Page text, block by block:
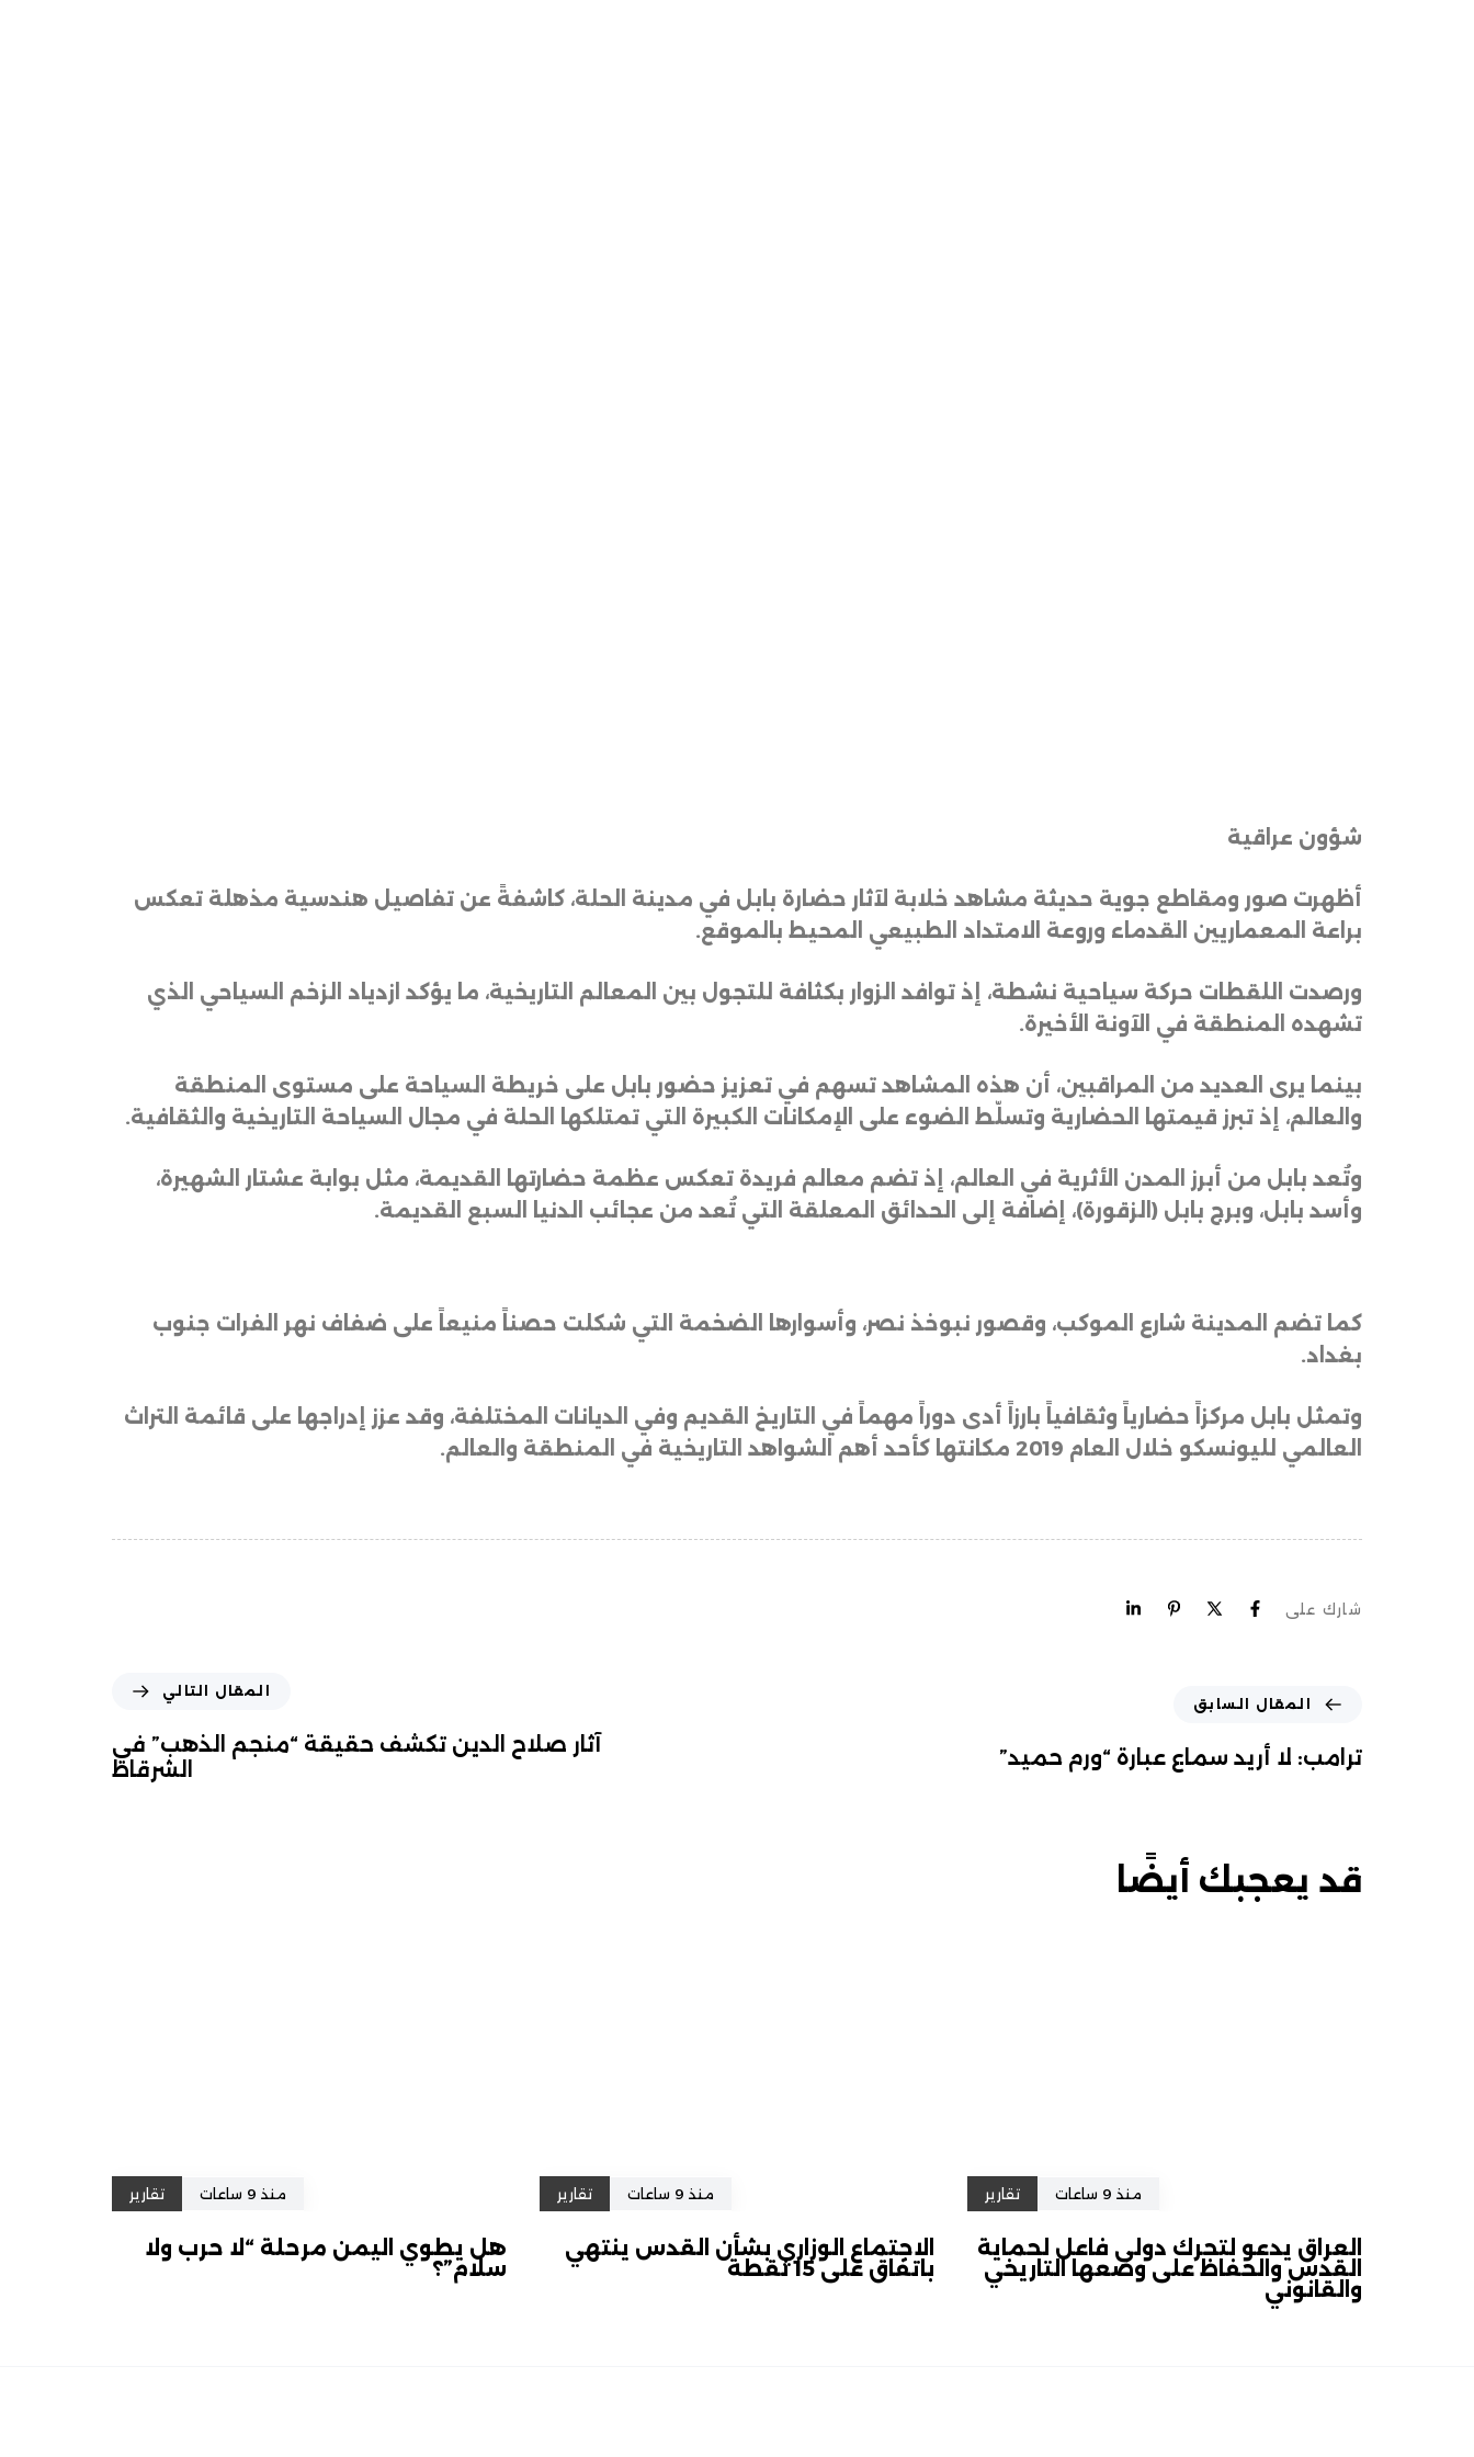
شؤون عراقية
أظهرت صور ومقاطع جوية حديثة مشاهد خلابة لآثار حضارة بابل في مدينة الحلة، كاشفةً عن تفاصيل هندسية مذهلة تعكس
براعة المعماريين القدماء وروعة الامتداد الطبيعي المحيط بالموقع.
ورصدت اللقطات حركة سياحية نشطة، إذ توافد الزوار بكثافة للتجول بين المعالم التاريخية، ما يؤكد ازدياد الزخم السياحي الذي
تشهده المنطقة في الآونة الأخيرة.
بينما يرى العديد من المراقبين، أن هذه المشاهد تسهم في تعزيز حضور بابل على خريطة السياحة على مستوى المنطقة
والعالم، إذ تبرز قيمتها الحضارية وتسلّط الضوء على الإمكانات الكبيرة التي تمتلكها الحلة في مجال السياحة التاريخية والثقافية.
وتُعد بابل من أبرز المدن الأثرية في العالم، إذ تضم معالم فريدة تعكس عظمة حضارتها القديمة، مثل بوابة عشتار الشهيرة،
وأسد بابل، وبرج بابل (الزقورة)، إضافة إلى الحدائق المعلقة التي تُعد من عجائب الدنيا السبع القديمة.
كما تضم المدينة شارع الموكب، وقصور نبوخذ نصر، وأسوارها الضخمة التي شكلت حصناً منيعاً على ضفاف نهر الفرات جنوب
بغداد.
وتمثل بابل مركزاً حضارياً وثقافياً بارزاً أدى دوراً مهماً في التاريخ القديم وفي الديانات المختلفة، وقد عزز إدراجها على قائمة التراث
العالمي لليونسكو خلال العام 2019 مكانتها كأحد أهم الشواهد التاريخية في المنطقة والعالم.
شارك على
المقال السابق
ترامب: لا أريد سماع عبارة “ورم حميد”
المقال التالي
آثار صلاح الدين تكشف حقيقة “منجم الذهب” في
الشرقاط
قد يعجبك أيضًا
منذ 9 ساعات تقارير
العراق يدعو لتحرك دولي فاعل لحماية
القدس والحفاظ على وضعها التاريخي
والقانوني
منذ 9 ساعات تقارير
الاجتماع الوزاري بشأن القدس ينتهي
باتفاق على 15 نقطة
منذ 9 ساعات تقارير
هل يطوي اليمن مرحلة “لا حرب ولا
سلام”؟